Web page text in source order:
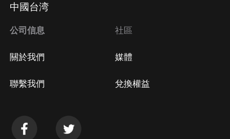
方法 Google Play取消訂閱方法
中國台湾
公司信息
關於我們
聯繫我們
社區
媒體
兌換權益